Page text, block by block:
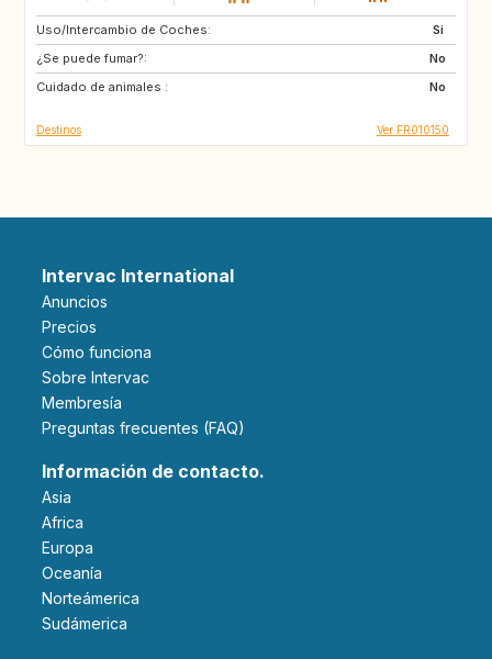
Uso/Intercambio de Coches:
Si
¿Se puede fumar?:
No
Cuidado de animales :
No
NZ
FI
GB
Destinos Ver FR010150
Intervac International
Anuncios
Precios
Cómo funciona
Sobre Intervac
Membresía
Preguntas frecuentes (FAQ)
Información de contacto.
Asia
Africa
Europa
Oceanía
Norteámerica
Sudámerica